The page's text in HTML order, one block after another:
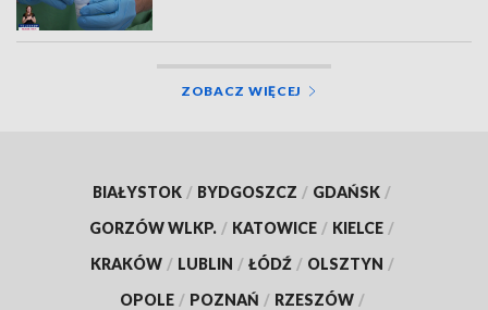
ZOBACZ WIĘCEJ
BIAŁYSTOK / BYDGOSZCZ / GDAŃSK /
GORZÓW WLKP. / KATOWICE / KIELCE /
KRAKÓW / LUBLIN / ŁÓDŹ / OLSZTYN /
OPOLE / POZNAŃ / RZESZÓW /